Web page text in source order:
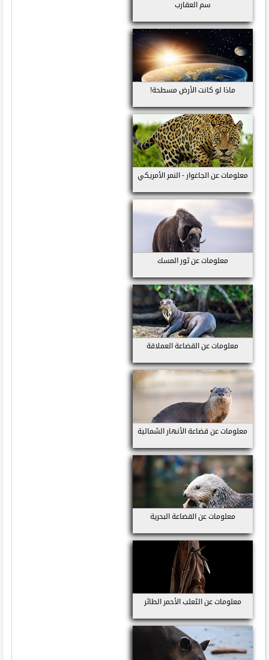
سم العقارب
ماذا لو كانت الأرض مسطحة!
معلومات عن الجاغوار - النمر الأمريكي
معلومات عن ثور المسك
معلومات عن القضاعة العملاقة
معلومات عن قضاعة الأنهار الشمالية
معلومات عن القضاعة البحرية
معلومات عن الثعلب الأحمر الطائر